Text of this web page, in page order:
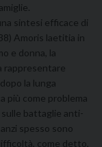
sintesi efficace di
Amoris laetitia in
e donna, la
rappresentare
la lunga
più come problema
sulle battaglie anti-
spesso sono
come detto,